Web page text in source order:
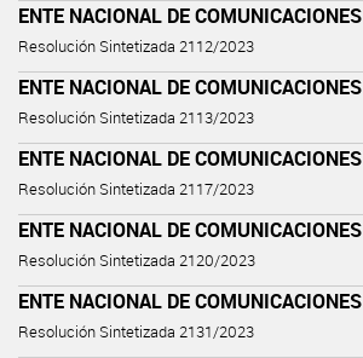
ENTE NACIONAL DE COMUNICACIONES
Resolución Sintetizada 2112/2023
ENTE NACIONAL DE COMUNICACIONES
Resolución Sintetizada 2113/2023
ENTE NACIONAL DE COMUNICACIONES
Resolución Sintetizada 2117/2023
ENTE NACIONAL DE COMUNICACIONES
Resolución Sintetizada 2120/2023
ENTE NACIONAL DE COMUNICACIONES
Resolución Sintetizada 2131/2023